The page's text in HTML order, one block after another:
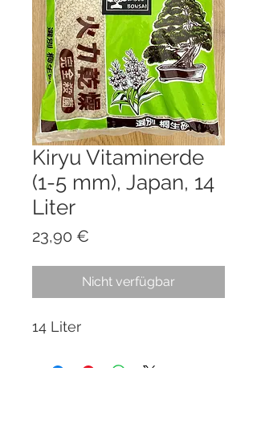
Kiryu Vitaminerde
(1-5 mm), Japan, 14
Liter
23,90 €
Nicht verfügbar
14 Liter